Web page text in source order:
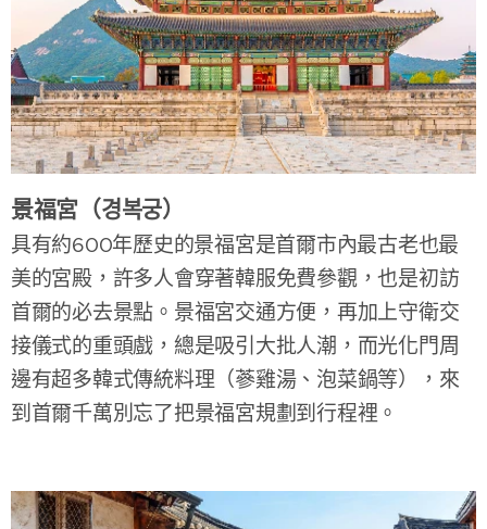
景福宮（경복궁）
具有約600年歷史的景福宮是首爾市內最古老也最
美的宮殿，許多人會穿著韓服免費參觀，也是初訪
首爾的必去景點。景福宮交通方便，再加上守衛交
接儀式的重頭戲，總是吸引大批人潮，而光化門周
邊有超多韓式傳統料理（蔘雞湯、泡菜鍋等），來
到首爾千萬別忘了把景福宮規劃到行程裡。